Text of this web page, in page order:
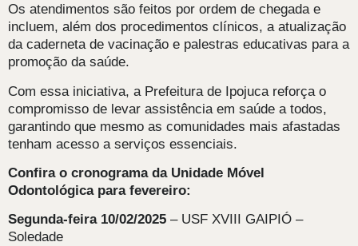
Os atendimentos são feitos por ordem de chegada e
incluem, além dos procedimentos clínicos, a atualização
da caderneta de vacinação e palestras educativas para a
promoção da saúde.
Com essa iniciativa, a Prefeitura de Ipojuca reforça o
compromisso de levar assistência em saúde a todos,
garantindo que mesmo as comunidades mais afastadas
tenham acesso a serviços essenciais.
Confira o cronograma da Unidade Móvel
Odontológica para fevereiro:
Segunda-feira 10/02/2025 – USF XVIII GAIPIÓ –
Soledade